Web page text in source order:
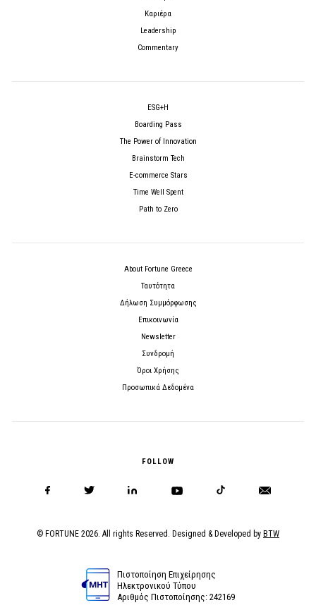
Καριέρα
Leadership
Commentary
ESG+H
Boarding Pass
The Power of Innovation
Brainstorm Tech
E-commerce Stars
Time Well Spent
Path to Zero
About Fortune Greece
Ταυτότητα
Δήλωση Συμμόρφωσης
Επικοινωνία
Newsletter
Συνδρομή
Όροι Χρήσης
Προσωπικά Δεδομένα
FOLLOW
© FORTUNE 2026. All rights Reserved. Designed & Developed by BTW
Πιστοποίηση Επιχείρησης
Ηλεκτρονικού Τύπου
Αριθμός Πιστοποίησης: 242169